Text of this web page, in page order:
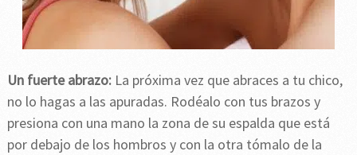
Un fuerte abrazo:La próxima vez que abraces a tu chico,
no lo hagas a las apuradas. Rodéalo con tus brazos y
presiona con una mano la zona de su espalda que está
por debajo de los hombros y con la otra tómalo de la